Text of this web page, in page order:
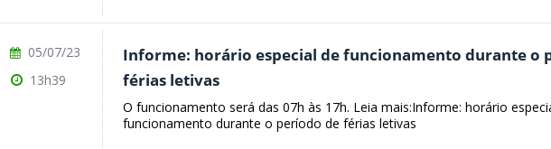
Informe: horário especial de funcionamento durante o
férias letivas
O funcionamento será das 07h às 17h. Leia mais:Informe: horário
funcionamento durante o período de férias letivas
05/07/23
13h39